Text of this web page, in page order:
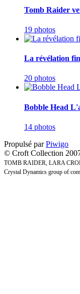
Tomb Raider
19 photos
La révélation
20 photos
Bobble Head
14 photos
Propulsé parPiwigo
© Croft Collection
TOMB RAIDER, LARA
Crystal Dynamics group of